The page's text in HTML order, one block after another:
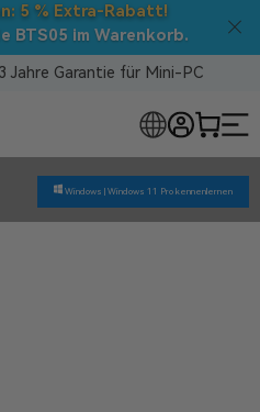
5 % Extra-Rabatt!
BTS05 im Warenkorb.
Jahre Garantie für Mini-PC
Windows | Windows 11 Pro kennenlernen